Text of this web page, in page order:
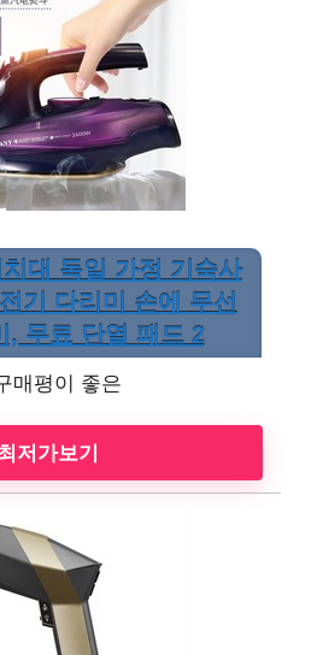
대 독일 가정 기숙사
기 다리미 손에 무선
, 무료 단열 패드 2
매평이 좋은
저가보기